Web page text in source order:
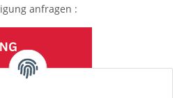
anfragen :
Länge und Farbe)